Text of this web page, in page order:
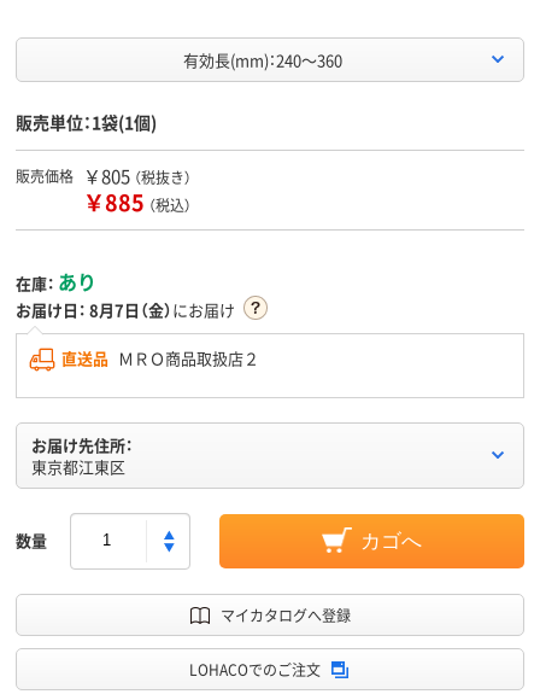
有効長(mm)：240～360
販売単位：1袋(1個)
販売価格 ￥805 （税抜き）
￥885 （税込）
在庫： あり
お届け日： 8月7日（金）にお届け
直送品 ＭＲＯ商品取扱店２
お届け先住所：
東京都江東区
数量 カゴへ
マイカタログへ登録
LOHACOでのご注文